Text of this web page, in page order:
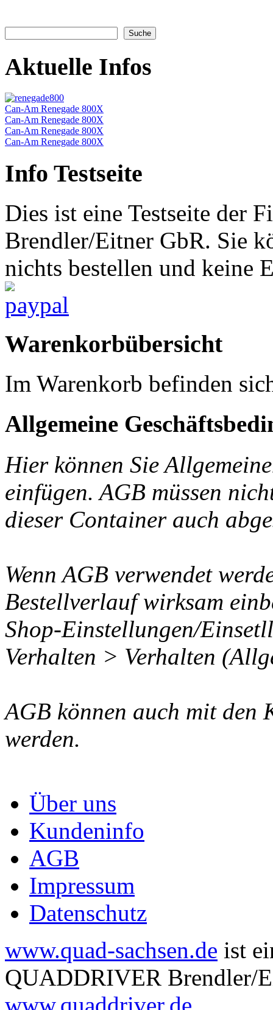
Aktuelle Infos
Can-Am Renegade 800X
Can-Am Renegade 800X
Can-Am Renegade 800X
Can-Am Renegade 800X
Info Testseite
Dies ist eine Testseite der
Brendler/Eitner GbR. Sie
nichts bestellen und keine
Warenkorbübersicht
Im Warenkorb befinden
Allgemeine
Hier können Sie
einfügen. AGB müssen
dieser Container auch
Wenn AGB verwendet
Bestellverlauf wirksam
Shop-Einstellungen/
Verhalten > Verhalten
AGB können auch mit den
werden.
Über uns
Kundeninfo
AGB
Impressum
Datenschutz
www.quad-sachsen.de ist
QUADDRIVER Brendler/
www.quaddriver.de